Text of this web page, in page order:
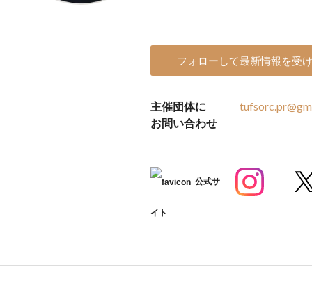
フォローして最新情報を受
主催団体に
お問い合わせ
公式サ
イト